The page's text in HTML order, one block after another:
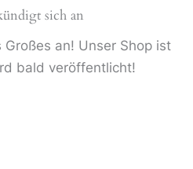
sich an
an! Unser Shop ist
bald veröffentlicht!